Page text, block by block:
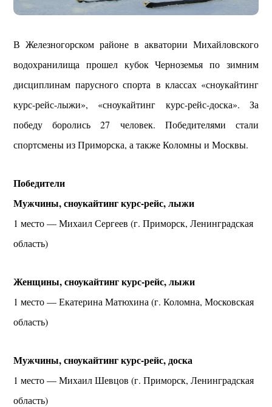
В Железногорском районе в акватории Михайловского
водохранилища прошел кубок Черноземья по зимним
дисциплинам парусного спорта в классах «сноукайтинг
курс-рейс-лыжи», «сноукайтинг курс-рейс-доска». За
победу боролись 27 человек. Победителями стали
спортсмены из Приморска, а также Коломны и Москвы.
Победители
Мужчины, сноукайтинг курс-рейс, лыжи
1 место — Михаил Сергеев (г. Приморск, Ленинградская
область)
Женщины, сноукайтинг курс-рейс, лыжи
1 место — Екатерина Матюхина (г. Коломна, Московская
область)
Мужчины, сноукайтинг курс-рейс, доска
1 место — Михаил Шевцов (г. Приморск, Ленинградская
область)